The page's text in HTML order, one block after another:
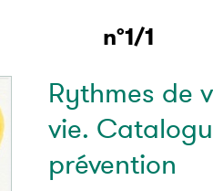
n°1/1
Rythmes de
vie.
prévention